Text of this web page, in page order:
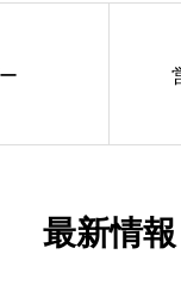
最新情報